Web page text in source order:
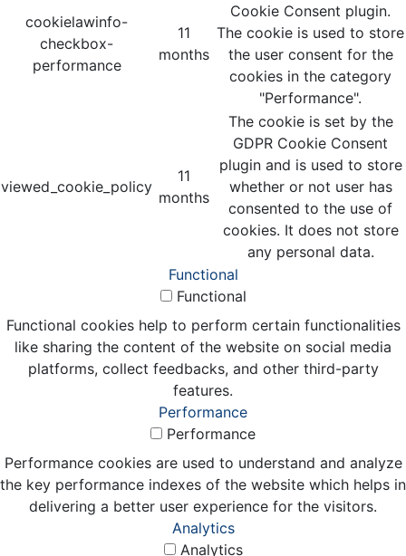
cookielawinfo-
checkbox-
performance
11
months
Cookie Consent plugin.
The cookie is used to store
the user consent for the
cookies in the category
"Performance".
viewed_cookie_policy
11
months
The cookie is set by the
GDPR Cookie Consent
plugin and is used to store
whether or not user has
consented to the use of
cookies. It does not store
any personal data.
Functional
Functional
Functional cookies help to perform certain functionalities
like sharing the content of the website on social media
platforms, collect feedbacks, and other third-party
features.
Performance
Performance
Performance cookies are used to understand and analyze
the key performance indexes of the website which helps in
delivering a better user experience for the visitors.
Analytics
Analytics